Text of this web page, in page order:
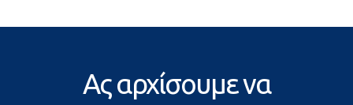
Ας αρχίσουμε να